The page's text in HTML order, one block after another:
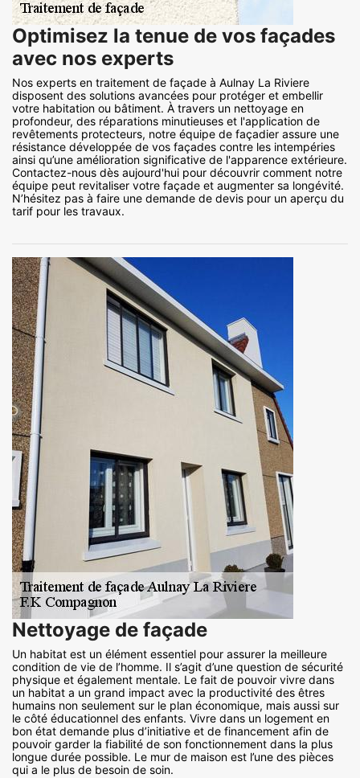
Optimisez la tenue de vos façades
avec nos experts
Nos experts en traitement de façade à Aulnay La Riviere
disposent des solutions avancées pour protéger et embellir
votre habitation ou bâtiment. À travers un nettoyage en
profondeur, des réparations minutieuses et l'application de
revêtements protecteurs, notre équipe de façadier assure une
résistance développée de vos façades contre les intempéries
ainsi qu’une amélioration significative de l'apparence extérieure.
Contactez-nous dès aujourd'hui pour découvrir comment notre
équipe peut revitaliser votre façade et augmenter sa longévité.
N’hésitez pas à faire une demande de devis pour un aperçu du
tarif pour les travaux.
Nettoyage de façade
Un habitat est un élément essentiel pour assurer la meilleure
condition de vie de l’homme. Il s’agit d’une question de sécurité
physique et également mentale. Le fait de pouvoir vivre dans
un habitat a un grand impact avec la productivité des êtres
humains non seulement sur le plan économique, mais aussi sur
le côté éducationnel des enfants. Vivre dans un logement en
bon état demande plus d’initiative et de financement afin de
pouvoir garder la fiabilité de son fonctionnement dans la plus
longue durée possible. Le mur de maison est l’une des pièces
qui a le plus de besoin de soin.